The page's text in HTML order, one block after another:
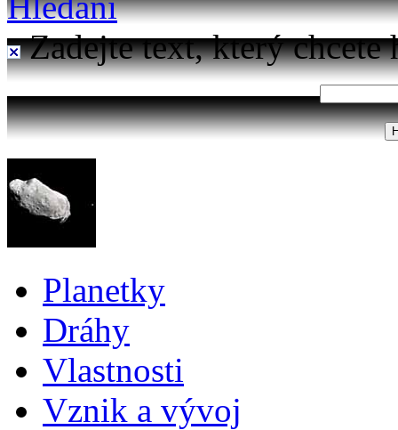
Zadejte text, který chcete
Planetky
Dráhy
Vlastnosti
Vznik a vývoj